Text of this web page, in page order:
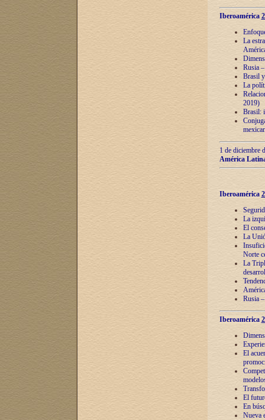
Iberoamérica
La
Rusia
Brasil
La
2019)
Brasil:
1 de diciembre
América
Iberoamérica
La
El
La
Norte
La
Rusia
Iberoamérica
El
El
En
Nueva